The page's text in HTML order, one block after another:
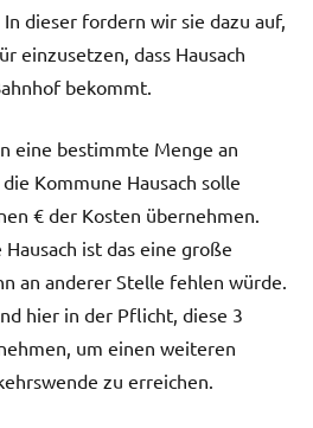
dieser fordern wir sie dazu auf,
einzusetzen, dass Hausach
bekommt.
eine bestimmte Menge an
Kommune Hausach solle
€ der Kosten übernehmen.
ist das eine große
an anderer Stelle fehlen würde.
hier in der Pflicht, diese 3
um einen weiteren
zu erreichen.